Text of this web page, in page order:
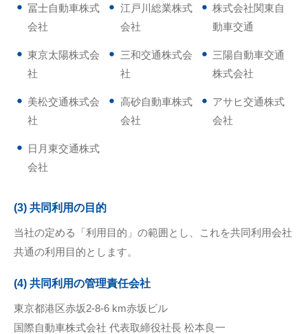
冨士自動車株式
会社
江戸川総業株式
会社
株式会社関東自
動車交通
東京太陽株式会
社
三和交通株式会
社
三陽自動車交通
株式会社
美松交通株式会
社
高砂自動車株式
会社
アサヒ交通株式
会社
日月東交通株式
会社
(3) 共同利用の目的
当社の定める「利用目的」の範囲とし、これを共同利用会社
共通の利用目的とします。
(4) 共同利用の管理責任会社
東京都港区赤坂2-8-6 km赤坂ビル
国際自動車株式会社 代表取締役社長 松本良一